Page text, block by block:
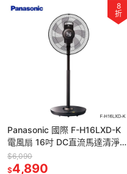
8
折
Panasonic 國際 F-H16LXD-K
電風扇 16吋 DC直流馬達清淨型
7枚扇 晶鑽棕
$6,090
$4,890